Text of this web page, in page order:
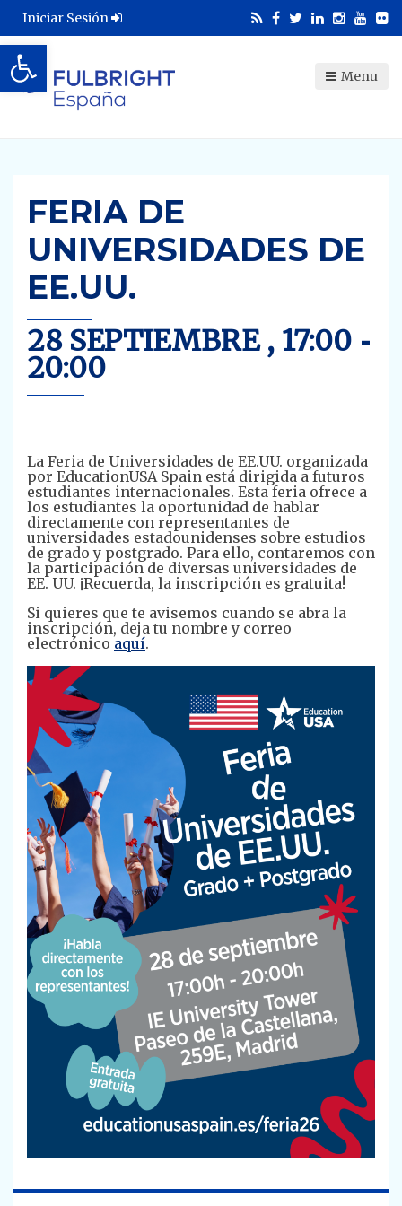
Abrir barra de herramientas
Iniciar Sesión
Menu
FERIA DE
UNIVERSIDADES DE
EE.UU.
28 SEPTIEMBRE , 17:00 -
20:00
La Feria de Universidades de EE.UU. organizada
por EducationUSA Spain está dirigida a futuros
estudiantes internacionales. Esta feria ofrece a
los estudiantes la oportunidad de hablar
directamente con representantes de
universidades estadounidenses sobre estudios
de grado y postgrado. Para ello, contaremos con
la participación de diversas universidades de
EE. UU. ¡Recuerda, la inscripción es gratuita!
Si quieres que te avisemos cuando se abra la
inscripción, deja tu nombre y correo
electrónicoaquí.